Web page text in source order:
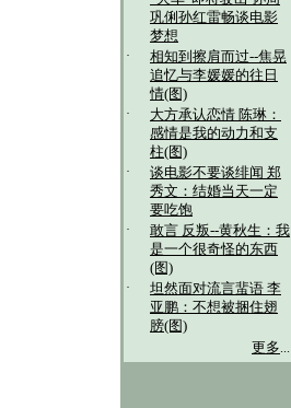
巩俐孙红雷畅谈电影
梦想
·
相知到擦肩而过--焦晃
追忆与李媛媛的往日
情(图)
·
大方承认恋情 陈琳：
感情是我的动力和支
柱(图)
·
谈电影不要谈绯闻 郑
秀文：结婚当天一定
要吃饱
·
敢言 反叛--黄秋生：我
是一个很奇怪的东西
(图)
·
坦然面对流言蜚语 李
亚鹏：不想被捆住翅
膀(图)
更多...